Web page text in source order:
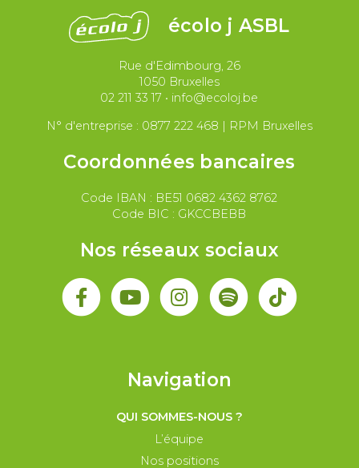
Justice et violences policières
Migrations et asile
Paix et droit international
écolo j ASBL
Rue d'Edimbourg, 26
1050 Bruxelles
02 211 33 17 • info@ecoloj.be
N° d'entreprise : 0877 222 468 | RPM Bruxelles
Coordonnées bancaires
Code IBAN : BE51 0682 4362 8762
Code BIC : GKCCBEBB
Nos réseaux sociaux
Navigation
QUI SOMMES-NOUS ?
L’équipe
Nos positions